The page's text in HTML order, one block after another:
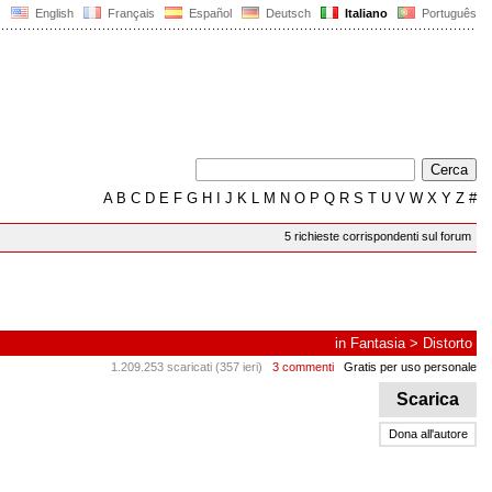
English Français Español Deutsch Italiano Português
AB C D E F G H J K L M N O P Q R S T U V W X Y Z #
5 richieste corrispondenti sul forum
in Fantasia> Distorto
1.209.253 scaricati (357 ieri) 3 commenti Gratis per uso personale
Scarica
Dona all'autore